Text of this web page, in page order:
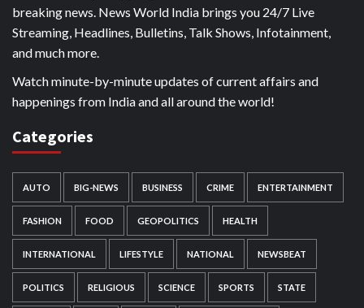
breaking news. News World India brings you 24/7 Live
Streaming, Headlines, Bulletins, Talk Shows, Infotainment,
and much more.
Watch minute-by-minute updates of current affairs and
happenings from India and all around the world!
Categories
AUTO BIG-NEWS BUSINESS CRIME ENTERTAINMENT
FASHION FOOD GEOPOLITICS HEALTH
INTERNATIONAL LIFESTYLE NATIONAL NEWSBEAT
POLITICS RELIGIOUS SCIENCE SPORTS STATE